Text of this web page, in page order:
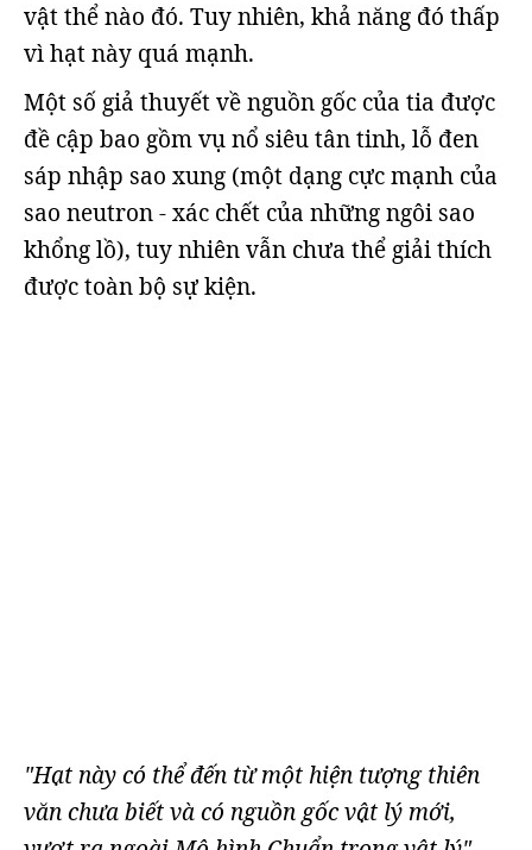
vật thể nào đó. Tuy nhiên, khả năng đó thấp
vì hạt này quá mạnh.
Một số giả thuyết về nguồn gốc của tia được
đề cập bao gồm vụ nổ siêu tân tinh, lỗ đen
sáp nhập sao xung (một dạng cực mạnh của
sao neutron - xác chết của những ngôi sao
khổng lồ), tuy nhiên vẫn chưa thể giải thích
được toàn bộ sự kiện.
"Hạt này có thể đến từ một hiện tượng thiên
văn chưa biết và có nguồn gốc vật lý mới,